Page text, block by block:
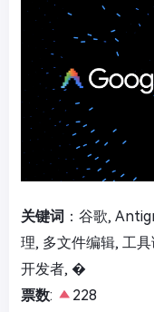
关键词 ：谷歌,
理, 多文件编辑, 工
开发者, �
票数:
228